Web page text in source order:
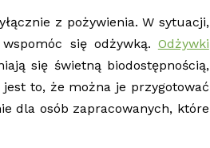
z pożywienia. W sytuacji,
się odżywką. Odżywki
się świetną biodostępnością,
to, że można je przygotować
dla osób zapracowanych, które